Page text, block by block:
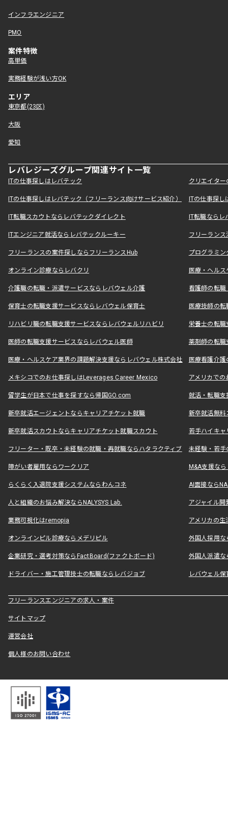
インフラエンジニア
PMO
案件特徴
高単価
実務経験が浅い方OK
エリア
東京都(23区)
大阪
愛知
レバレジーズグループ関連サイト一覧
ITの仕事探しはレバテック クリエイタ
ITの仕事探しはレバテック（フリーランス向けサービス紹介） ITの仕事探
IT転職スカウトならレバテックダイレクト IT転職なら
ITエンジニア就活ならレバテックルーキー フリーラン
フリーランスの案件探しならフリーランスHub プログラミ
オンライン診療ならレバクリ 医療・ヘル
介護職の転職・派遣サービスならレバウェル介護 看護師の転
保育士の転職支援サービスならレバウェル保育士 医療技師の
リハビリ職の転職支援サービスならレバウェルリハビリ 栄養士の転
医師の転職支援サービスならレバウェル医師 薬剤師の転
医療・ヘルスケア業界の課題解決支援ならレバウェル株式会社 医療看護介
メキシコでのお仕事探しはLeverages Career Mexico アメリカで
留学生が日本で仕事を探すなら帰国GO.com 就活・転職
新卒就活エージェントならキャリアチケット就職 新卒就活無料
新卒就活スカウトならキャリアチケット就職スカウト 若手ハイキ
フリーター・既卒・未経験の就職・再就職ならハタラクティブ 未経験・若手
障がい者雇用ならワークリア M&A支援な
らくらく入退院支援システムならわんコネ AI面接なら
人と組織のお悩み解決ならNALYSYS Lab. アジャイル
業務可視化はremopia アメリカの
オンラインピル診療ならメデリピル 外国人採用
企業研究・選考対策ならFactBoard(ファクトボード) 外国人派遣な
ドライバー・施工管理技士の転職ならレバジョブ レバウェル
フリーランスエンジニアの求人・案件
サイトマップ
運営会社
個人様のお問い合わせ